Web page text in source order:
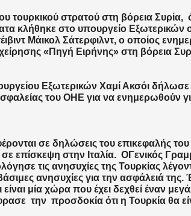
τουρκικού στρατού στη βόρεια Συρία,
κλήθηκε στο υπουργείο Εξωτερικών
Μάικολ Σάτερφιλντ, ο οποίος
«Πηγή Ειρήνης» στη βόρεια
Εξωτερικών Χαμί Ακσόι δήλωσε
του ΟΗΕ για να ενημερωθούν
σε δηλώσεις του επικεφαλής
επίσκεψη στην Ιταλία. ΟΓενικός
τις ανησυχίες της Τουρκίας
ανησυχίες για την ασφάλειά της.
είναι μία χώρα που έχει δεχθεί έναν
την προσδοκία ότι η Τουρκία θα